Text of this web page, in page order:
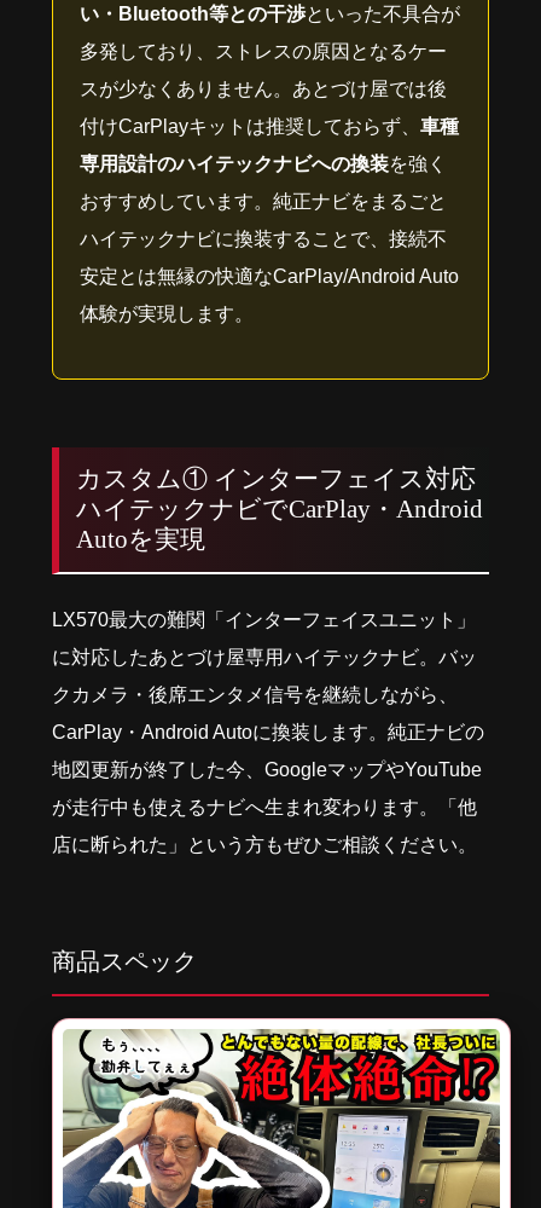
い・Bluetooth等との干渉といった不具合が
多発しており、ストレスの原因となるケー
スが少なくありません。あとづけ屋では後
付けCarPlayキットは推奨しておらず、 車種
専用設計のハイテックナビへの換装を強く
おすすめしています。純正ナビをまるごと
ハイテックナビに換装することで、接続不
安定とは無縁の快適なCarPlay/Android Auto
体験が実現します。
カスタム① インターフェイス対応
ハイテックナビでCarPlay・Android
Autoを実現
LX570最大の難関「インターフェイスユニット」
に対応したあとづけ屋専用ハイテックナビ。バッ
クカメラ・後席エンタメ信号を継続しながら、
CarPlay・Android Autoに換装します。純正ナビの
地図更新が終了した今、GoogleマップやYouTube
が走行中も使えるナビへ生まれ変わります。「他
店に断られた」という方もぜひご相談ください。
商品スペック